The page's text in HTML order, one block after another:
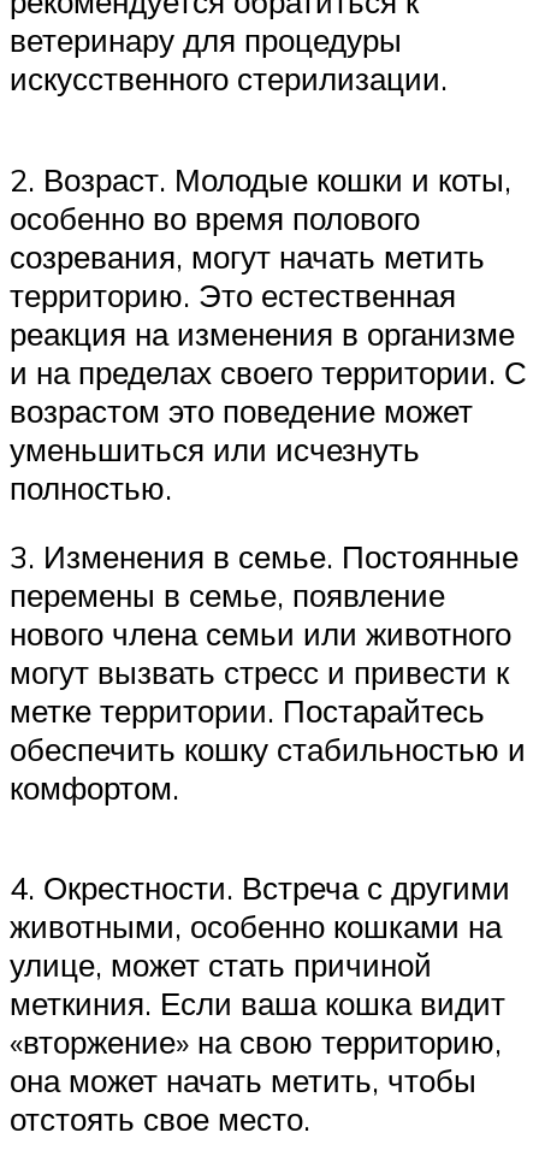
ветеринару для процедуры
искусственного стерилизации.
2. Возраст. Молодые кошки и коты,
особенно во время полового
созревания, могут начать метить
территорию. Это естественная
реакция на изменения в организме
и на пределах своего территории. С
возрастом это поведение может
уменьшиться или исчезнуть
полностью.
3. Изменения в семье. Постоянные
перемены в семье, появление
нового члена семьи или животного
могут вызвать стресс и привести к
метке территории. Постарайтесь
обеспечить кошку стабильностью и
комфортом.
4. Окрестности. Встреча с другими
животными, особенно кошками на
улице, может стать причиной
меткиния. Если ваша кошка видит
«вторжение» на свою территорию,
она может начать метить, чтобы
отстоять свое место.